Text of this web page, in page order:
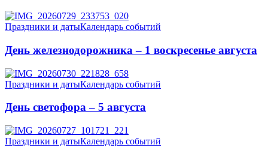
Праздники и датыКалендарь событий
День железнодорожника – 1 воскресенье августа
Праздники и датыКалендарь событий
День светофора – 5 августа
Праздники и датыКалендарь событий